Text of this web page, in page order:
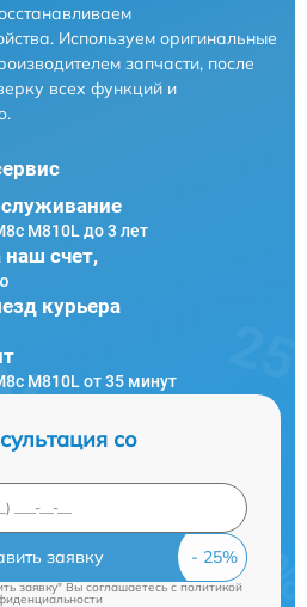
Используем оригинальные
запчасти, после
всех функций и
M810L до 3 лет
наш счет,
курьера
M810L от 35 минут
со
заявку
заявку" Вы соглашаетесь cполитикой